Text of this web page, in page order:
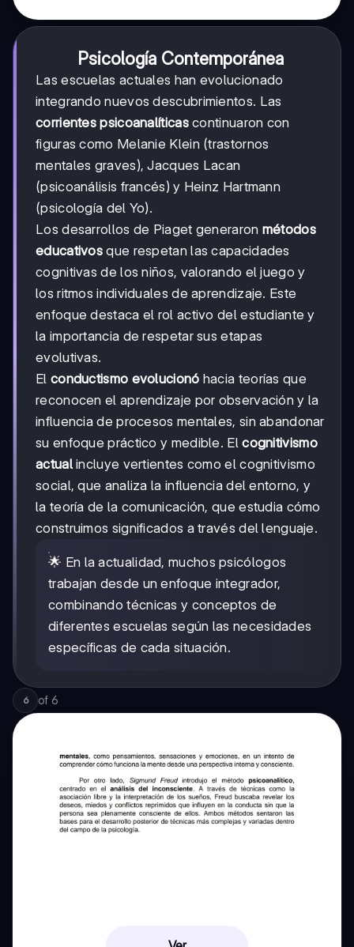
Psicología Contemporánea
Las escuelas actuales han evolucionado
integrando nuevos descubrimientos. Las
corrientes psicoanalíticascontinuaron con
figuras como Melanie Klein (trastornos
mentales graves), Jacques Lacan
(psicoanálisis francés) y Heinz Hartmann
(psicología del Yo).
Los desarrollos de Piaget generaron métodos
educativos que respetan las capacidades
cognitivas de los niños, valorando el juego y
los ritmos individuales de aprendizaje. Este
enfoque destaca el rol activo del estudiante y
la importancia de respetar sus etapas
evolutivas.
El conductismo evolucionó hacia teorías que
reconocen el aprendizaje por observación y la
influencia de procesos mentales, sin abandonar
su enfoque práctico y medible. Elcognitivismo
actualincluye vertientes como el cognitivismo
social, que analiza la influencia del entorno, y
la teoría de la comunicación, que estudia cómo
construimos significados a través del lenguaje.
🌟 En la actualidad, muchos psicólogos
trabajan desde un enfoque integrador,
combinando técnicas y conceptos de
diferentes escuelas según las necesidades
específicas de cada situación.
6 of 6